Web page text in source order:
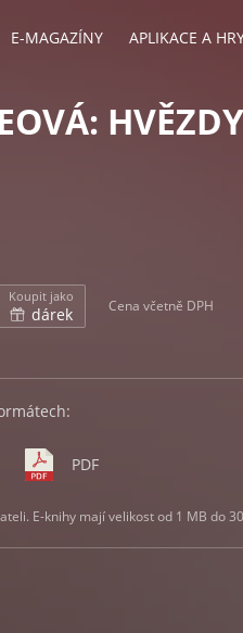
E-MAGAZÍNY APLIKACE A
Koupit jako
dárek Cena včetně DPH
PDF
E-knihy mají velikost od 1 MB do